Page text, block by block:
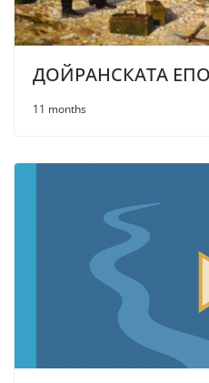
ДОЙРАНСКАТА
11 months